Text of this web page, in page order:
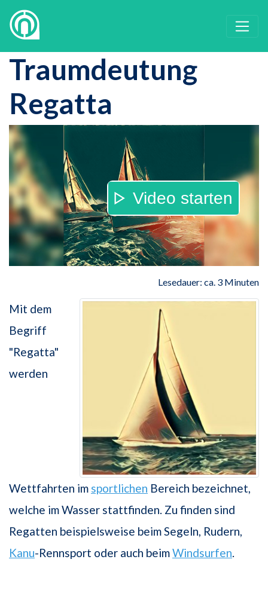
Traumdeutung
Regatta
Video starten
Lesedauer: ca. 3 Minuten
Mit dem
Begriff
"Regatta"
werden
Wettfahrten im sportlichen Bereich bezeichnet,
welche im Wasser stattfinden. Zu finden sind
Regatten beispielsweise beim Segeln, Rudern,
Kanu-Rennsport oder auch beimWindsurfen